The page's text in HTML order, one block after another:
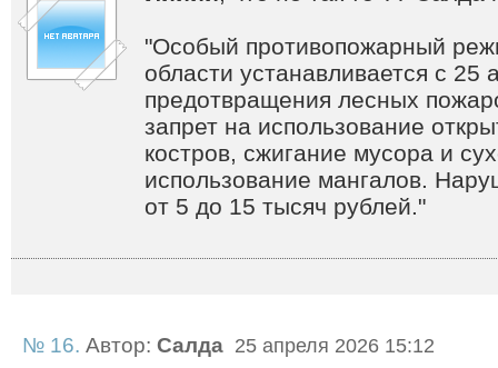
"Особый противопожарный
области устанавливается с 25
предотвращения лесных
запрет на использование
костров, сжигание мусора и
использование мангалов.
от 5 до 15 тысяч рублей."
№ 16. Автор: Салда 25 апреля 2026 15:12